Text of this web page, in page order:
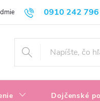
0910 242 796
Podmienky
Dojčenské